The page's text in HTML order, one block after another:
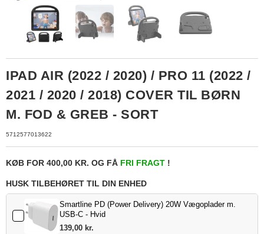
IPAD AIR (2022 / 2020) / PRO 11 (2022 /
2021 / 2020 / 2018) COVER TIL BØRN
M. FOD & GREB - SORT
5712577013622
KØB FOR 400,00 KR. OG FÅ FRI FRAGT !
HUSK TILBEHØRET TIL DIN ENHED
Smartline PD (Power Delivery) 20W Vægoplader m.
USB-C - Hvid
139,00 kr.